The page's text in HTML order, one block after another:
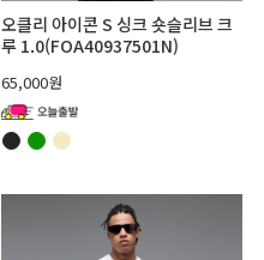
오클리 아이콘 S 싱크 숏슬리브 크
루 1.0(FOA40937501N)
65,000원